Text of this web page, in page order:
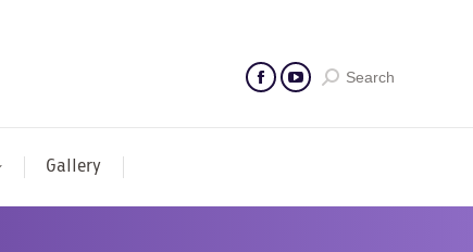
Search
Gallery